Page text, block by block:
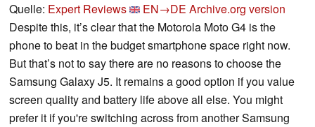
Quelle: Expert Reviews EN→DE Archive.org version
Despite this, it’s clear that the Motorola Moto G4 is the
phone to beat in the budget smartphone space right now.
But that’s not to say there are no reasons to choose the
Samsung Galaxy J5. It remains a good option if you value
screen quality and battery life above all else. You might
prefer it if you're switching across from another Samsung